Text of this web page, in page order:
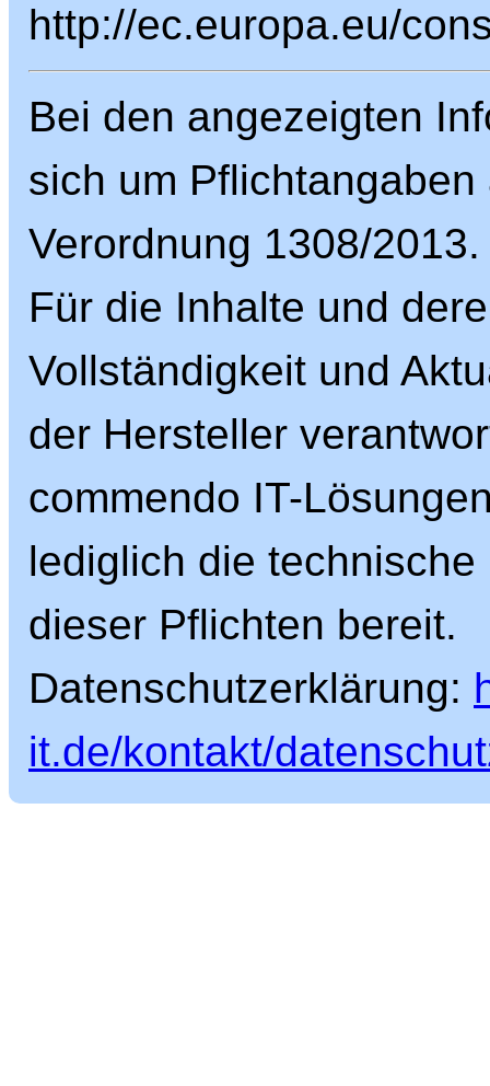
http://ec.europa.eu/
Bei den angezeigten
sich um
Verordnung 1308/2013.
Für die Inhalte und
Vollständigkeit und
der Hersteller
commendo IT-
lediglich die
dieser Pflichten bereit.
Datenschutzerklärung:
it.de/kontakt/